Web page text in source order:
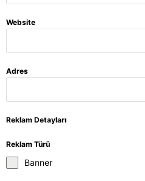
Website
Adres
Reklam Detayları
Reklam Türü
Banner